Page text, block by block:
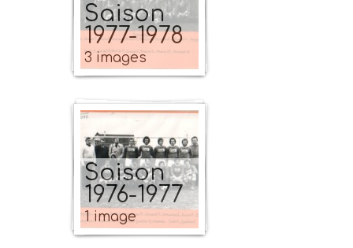
Saison
1977-1978
3 images
Saison
1976-1977
1 image